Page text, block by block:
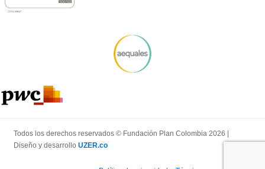
Todos los derechos reservados © Fundación Plan Colombia 2026 |
Diseño y desarrollo UZER.co